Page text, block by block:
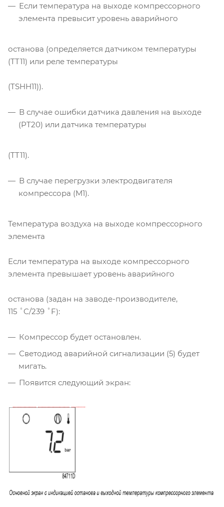
Если температура на выходе компрессорного
элемента превысит уровень аварийного
останова (определяется датчиком температуры
(TT11) или реле температуры
(TSHH11)).
В случае ошибки датчика давления на выходе
(PT20) или датчика температуры
(TT11).
В случае перегрузки электродвигателя
компрессора (M1).
Температура воздуха на выходе компрессорного
элемента
Если температура на выходе компрессорного
элемента превышает уровень аварийного
останова (задан на заводе-производителе,
115 ˚C/239 ˚F):
Компрессор будет остановлен.
Светодиод аварийной сигнализации (5) будет
мигать.
Появится следующий экран: